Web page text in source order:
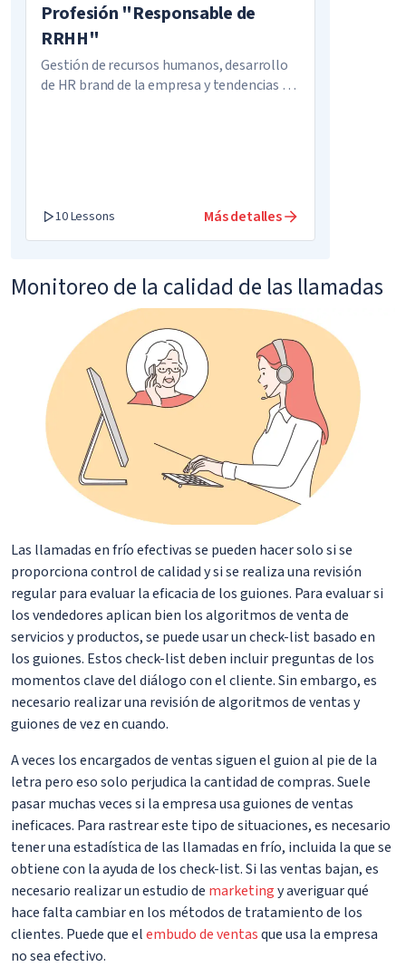
Profesión "Responsable de
RRHH"
Gestión de recursos humanos, desarrollo
de HR brand de la empresa y tendencias de
10 Lessons Más detalles
Monitoreo de la calidad de las llamadas
Las llamadas en frío efectivas se pueden hacer solo si se
proporciona control de calidad y si se realiza una revisión
regular para evaluar la eficacia de los guiones. Para evaluar si
los vendedores aplican bien los algoritmos de venta de
servicios y productos, se puede usar un check-list basado en
los guiones. Estos check-list deben incluir preguntas de los
momentos clave del diálogo con el cliente. Sin embargo, es
necesario realizar una revisión de algoritmos de ventas y
guiones de vez en cuando.
A veces los encargados de ventas siguen el guion al pie de la
letra pero eso solo perjudica la cantidad de compras. Suele
pasar muchas veces si la empresa usa guiones de ventas
ineficaces. Para rastrear este tipo de situaciones, es necesario
tener una estadística de las llamadas en frío, incluida la que se
obtiene con la ayuda de los check-list. Si las ventas bajan, es
necesario realizar un estudio de marketingy averiguar qué
hace falta cambiar en los métodos de tratamiento de los
clientes. Puede que elembudo de ventasque usa la empresa
no sea efectivo.